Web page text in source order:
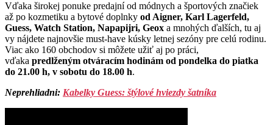
Vďaka širokej ponuke predajní od módnych a športových značiek
až po kozmetiku a bytové doplnky od Aigner, Karl Lagerfeld,
Guess, Watch Station, Napapijri, Geox a mnohých ďalších, tu aj
vy nájdete najnovšie must-have kúsky letnej sezóny pre celú rodinu.
Viac ako 160 obchodov si môžete užiť aj po práci,
vďaka predlženým otváracím hodinám od pondelka do piatka
do 21.00 h, v sobotu do 18.00 h.
Neprehliadni: Kabelky Guess: štýlové hviezdy šatníka